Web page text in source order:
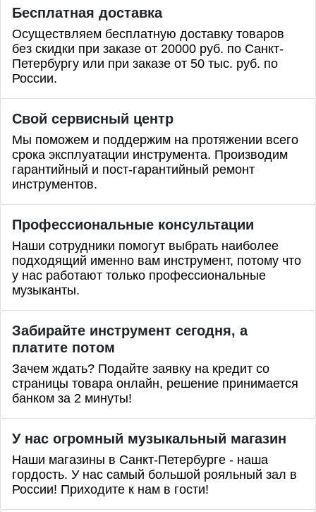
Бесплатная доставка
Осуществляем бесплатную доставку товаров
без скидки при заказе от 20000 руб. по Санкт-
Петербургу или при заказе от 50 тыс. руб. по
России.
Свой сервисный центр
Мы поможем и поддержим на протяжении всего
срока эксплуатации инструмента. Производим
гарантийный и пост-гарантийный ремонт
инструментов.
Профессиональные консультации
Наши сотрудники помогут выбрать наиболее
подходящий именно вам инструмент, потому что
у нас работают только профессиональные
музыканты.
Забирайте инструмент сегодня, а
платите потом
Зачем ждать? Подайте заявку на кредит со
страницы товара онлайн, решение принимается
банком за 2 минуты!
У нас огромный музыкальный магазин
Наши магазины в Санкт-Петербурге - наша
гордость. У нас самый большой рояльный зал в
России! Приходите к нам в гости!